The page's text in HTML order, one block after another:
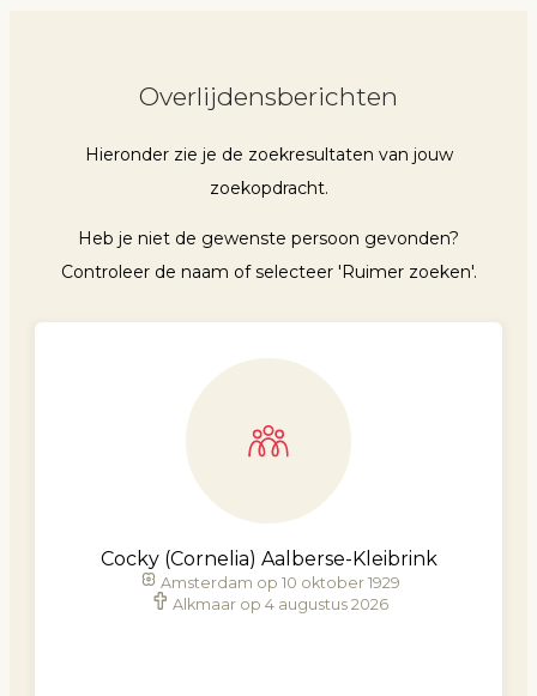
Overlijdensberichten
Hieronder zie je de zoekresultaten van jouw
zoekopdracht.
Heb je niet de gewenste persoon gevonden?
Controleer de naam of selecteer 'Ruimer zoeken'.
Cocky (Cornelia) Aalberse-Kleibrink
Amsterdam op 10 oktober 1929
Alkmaar op 4 augustus 2026